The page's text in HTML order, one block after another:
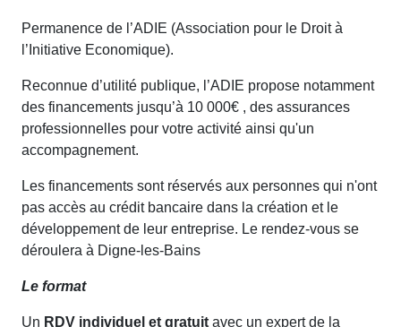
Permanence de l’ADIE (Association pour le Droit à
l’Initiative Economique).
Reconnue d’utilité publique, l’ADIE propose notamment
des financements jusqu’à 10 000€ , des assurances
professionnelles pour votre activité ainsi qu'un
accompagnement.
Les financements sont réservés aux personnes qui n'ont
pas accès au crédit bancaire dans la création et le
développement de leur entreprise. Le rendez-vous se
déroulera à Digne-les-Bains
Le format
UnRDV individuel et gratuitavec un expert de la